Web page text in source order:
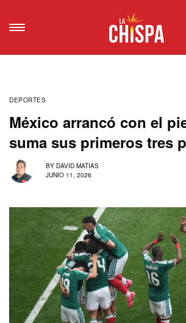
DEPORTES
México arrancó con el
suma sus primeros tres
BY DAVID MATIAS
JUNIO 11, 2026